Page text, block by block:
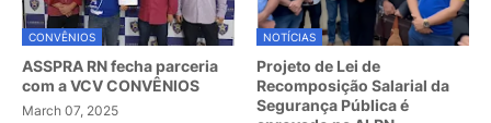
CONVÊNIOS
ASSPRA RN fecha parceria
com a VCV CONVÊNIOS
March 07, 2025
NOTÍCIAS
Projeto de Lei de
Recomposição Salarial da
Segurança Pública é